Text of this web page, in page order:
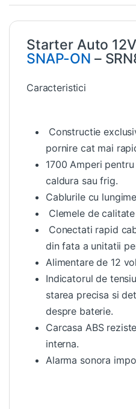
Starter Auto
SNAP-ON –
Caracteristici
Constructie
pornire cat mai
1700 Amperi
caldura sau frig.
Cablurile cu
Clemele de
Conectati rapid
din fata a unitatii
Alimentare de 12
Indicatorul de
starea precisa si
despre baterie.
Carcasa ABS
interna.
Alarma sonora